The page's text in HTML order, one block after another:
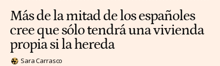
Más de la mitad de los españoles
cree que sólo tendrá una vivienda
propia si la hereda
Sara Carrasco